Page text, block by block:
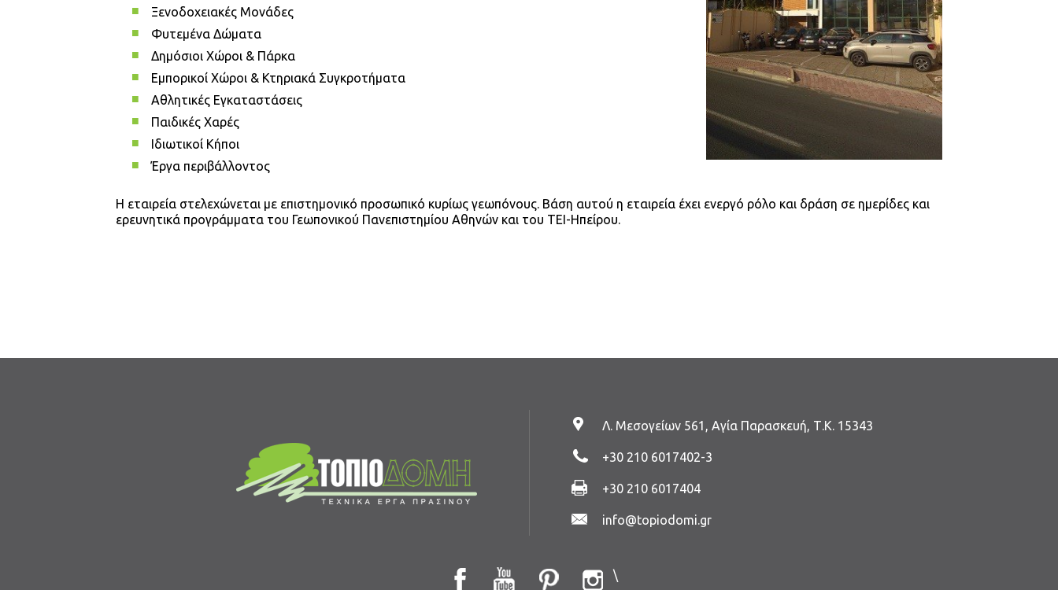
Ξενοδοχειακές Μονάδες
Φυτεμένα Δώματα
Δημόσιοι Χώροι & Πάρκα
Εμπορικοί Χώροι & Κτηριακά Συγκροτήματα
Αθλητικές Εγκαταστάσεις
Παιδικές Χαρές
Ιδιωτικοί Κήποι
Έργα περιβάλλοντος
Η εταιρεία στελεχώνεται με επιστημονικό προσωπικό κυρίως γεωπόνους. Βάση αυτού η εταιρεία έχει ενεργό ρόλο και δράση σε ημερίδες και
ερευνητικά προγράμματα του Γεωπονικού Πανεπιστημίου Αθηνών και του ΤΕΙ-Ηπείρου.
Λ. Μεσογείων 561, Αγία Παρασκευή, Τ.Κ. 15343
+30 210 6017402-3
+30 210 6017404
info@topiodomi.gr
\